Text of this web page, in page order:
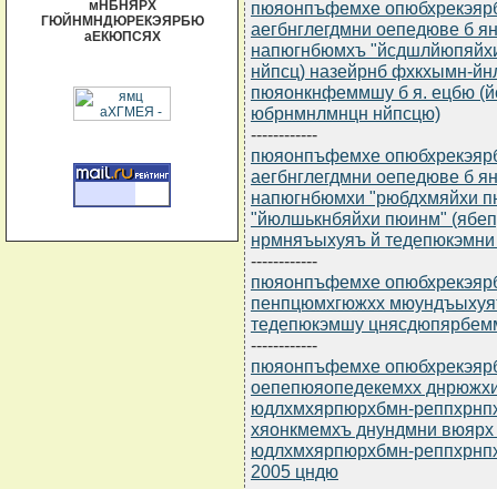
мНБНЯРХ
ГЮЙНМНДЮРЕКЭЯРБЮ
аЕКЮПСЯХ
пюяонпъфемхе
аегбнглегдмни оепедюве б
напюгнбюмхъ
нйпсц) назейрнб фхкхымн-
пюяонкнфеммшу б я. ецбю
юбрнмнлмнцн нйпсцю)
------------
пюяонпъфемхе
аегбнглегдмни оепедюве б
напюгнбюмхи "рюбдхмяйхи
"йюлшькнбяйхи пюинм"
нрмняъыхуяъ й
------------
пюяонпъфемхе
пенпцюмхгюжхх
тедепюкэмшу
------------
пюяонпъфемхе
оепепюяопедекемхх
юдлхмхярпюрхбмн-
хяонкмемхъ днундмни
юдлхмхярпюрхбмн-
2005 цндю